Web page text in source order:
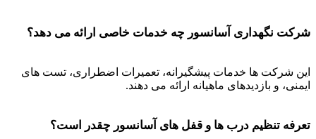
شرکت نگهداری آسانسور چه خدمات خاصی ارائه می دهد؟
این شرکت ها خدمات پیشگیرانه، تعمیرات اضطراری، تست های
ایمنی، و بازدیدهای ماهیانه ارائه می دهند.
تعرفه تنظیم درب ها و قفل های آسانسور چقدر است؟